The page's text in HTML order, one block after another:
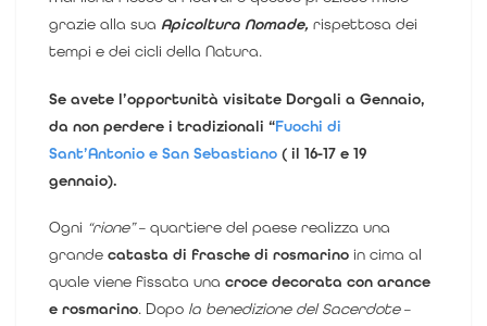
grazie alla sua Apicoltura Nomade, rispettosa dei
tempi e dei cicli della Natura.
Se avete l’opportunità visitate Dorgali a Gennaio,
da non perdere i tradizionali “Fuochi di
Sant’Antonio e San Sebastiano ( il 16-17 e 19
gennaio).
Ogni “rione”– quartiere del paese realizza una
grande catasta di frasche di rosmarino in cima al
quale viene fissata una croce decorata con arance
e rosmarino. Dopo la benedizione del Sacerdote–